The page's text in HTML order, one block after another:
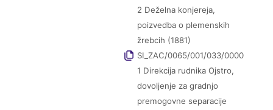
2 Deželna konjereja,
poizvedba o plemenskih
žrebcih (1881)
SI_ZAC/0065/001/033/0000
1 Direkcija rudnika Ojstro,
dovoljenje za gradnjo
premogovne separacije